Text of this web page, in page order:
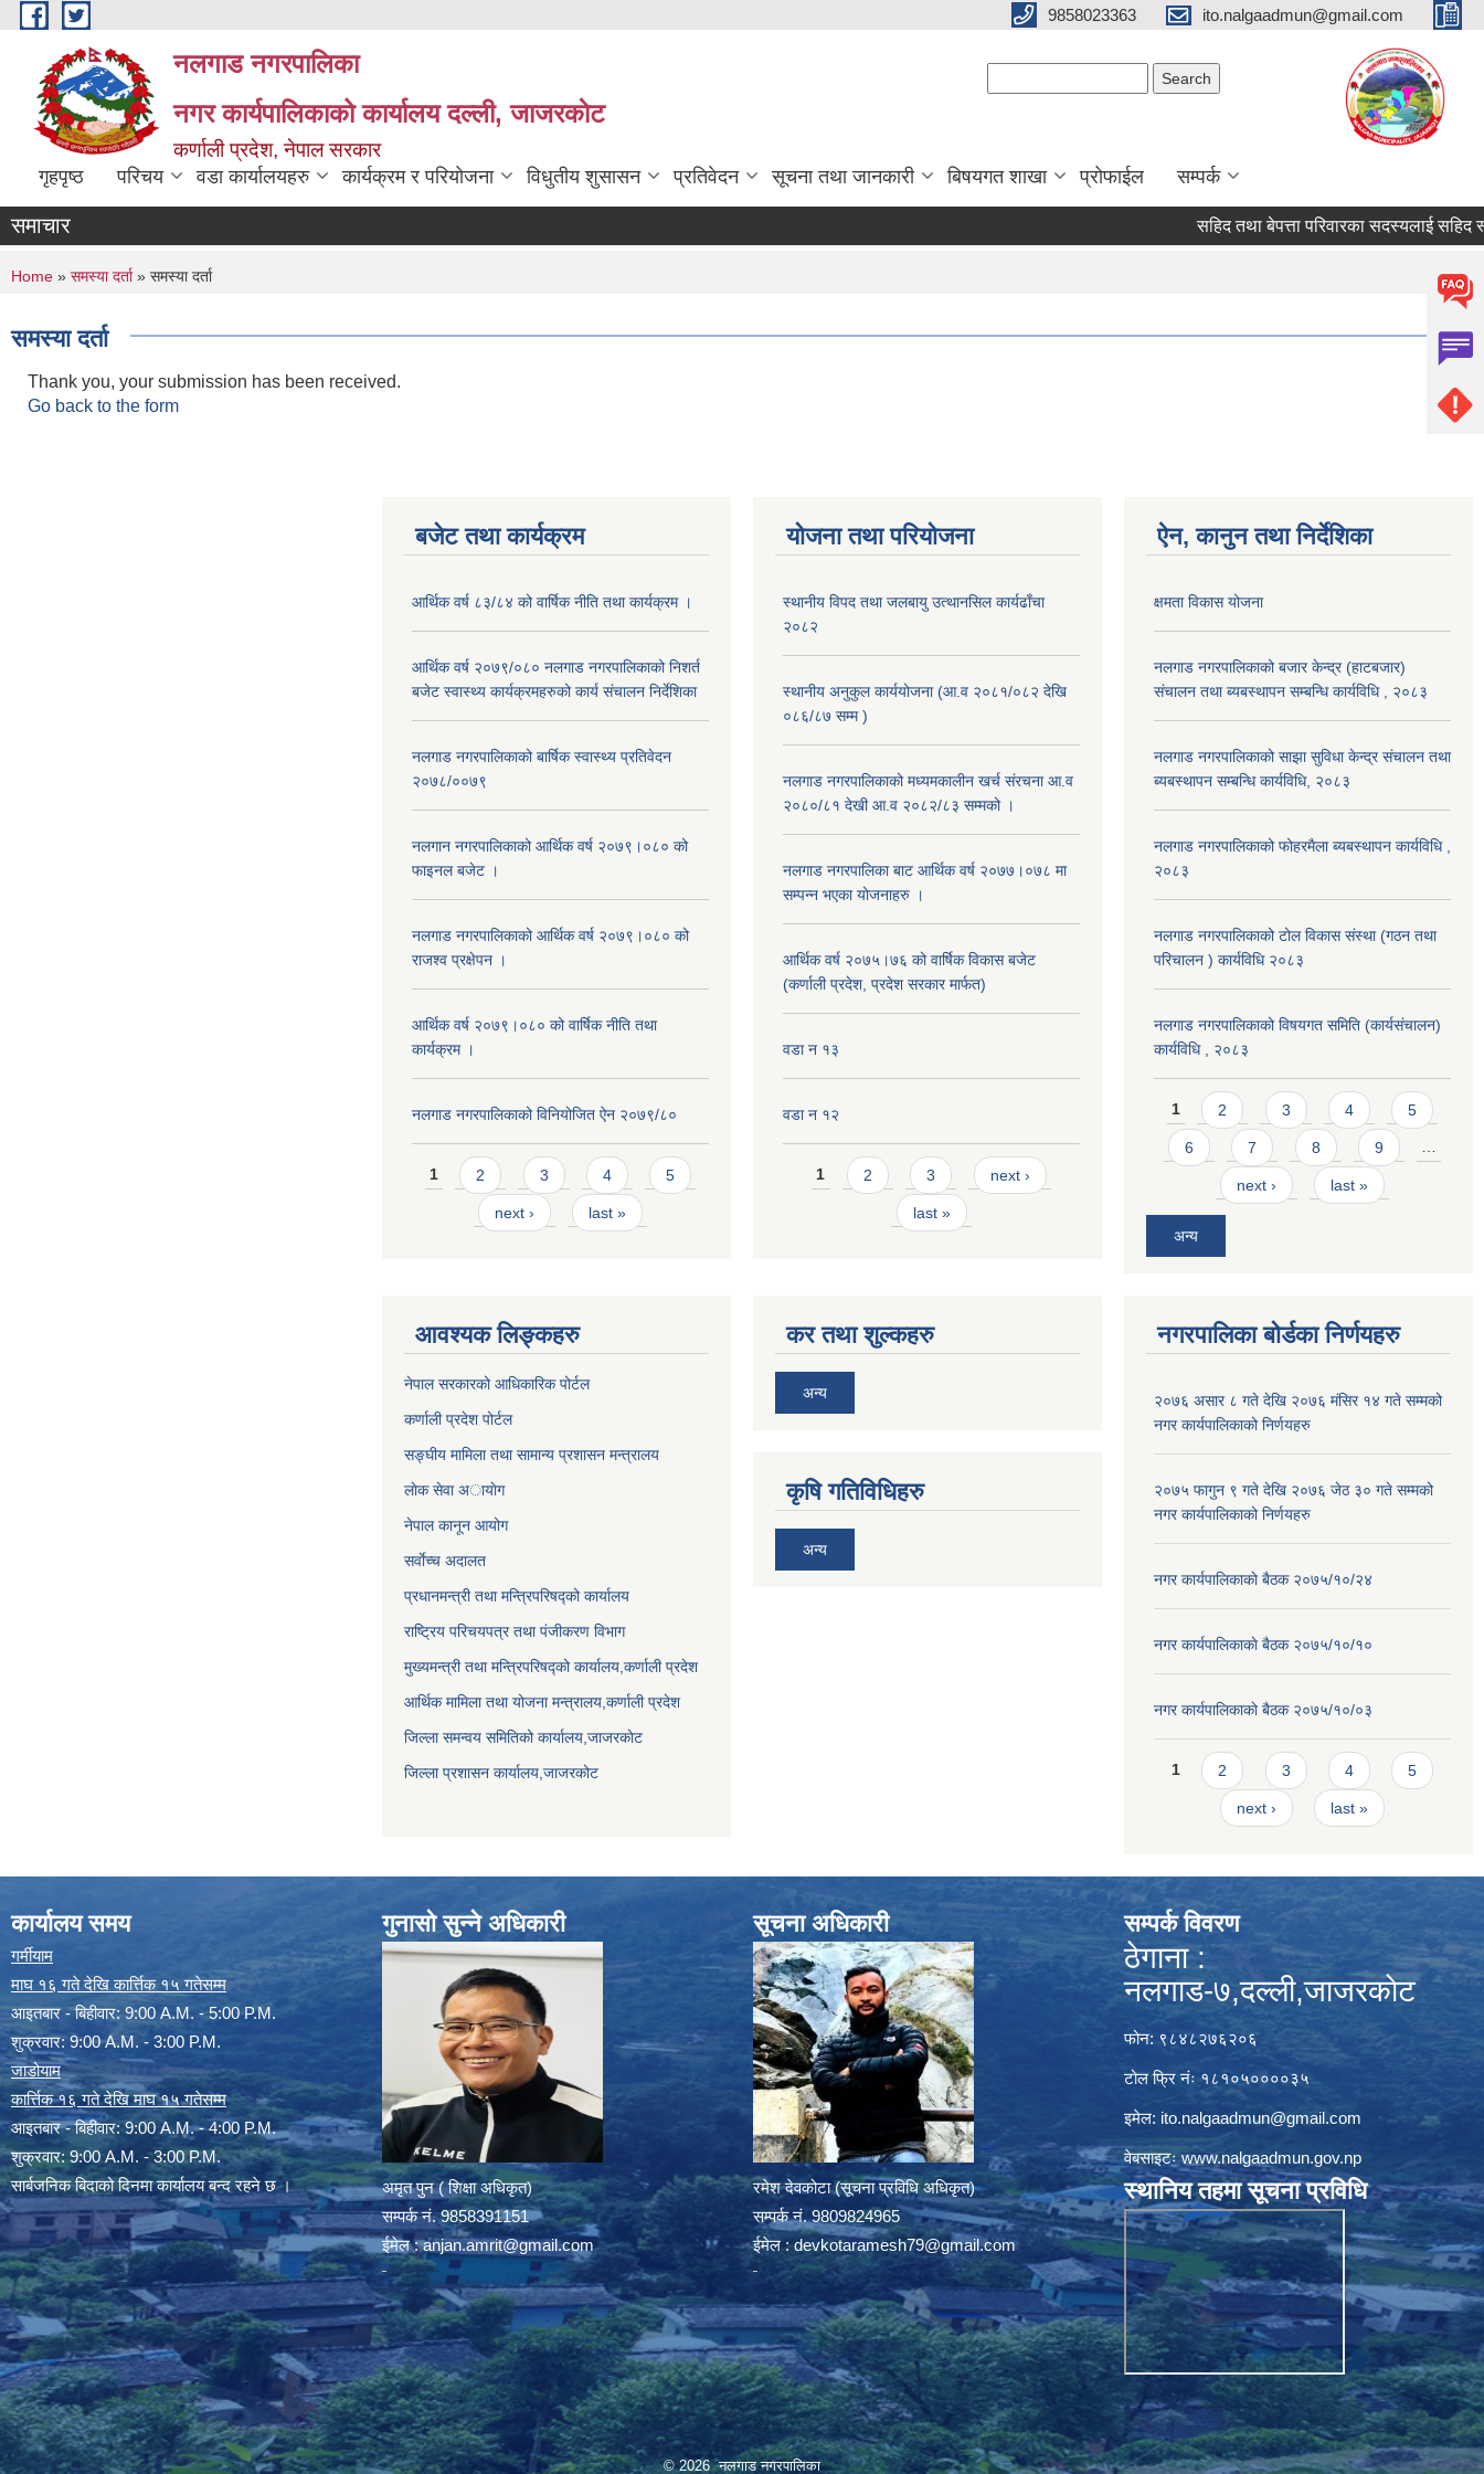
Skip to main content 9858023363 ito.nalgaadmun@gmail.com
नलगाड नगरपालिका
नगर कार्यपालिकाको कार्यालय दल्ली, जाजरकाेट
कर्णाली प्रदेश, नेपाल सरकार
गृहपृष्ठ परिचय वडा कार्यालयहरु कार्यक्रम र परियोजना विधुतीय शुसासन प्रतिवेदन सूचना तथा जानकारी बिषयगत शाखा प्रोफाईल सम्पर्क
समाचार सहिद तथा बेपत्ता परिवारका सदस्यलाई सहिद स्मृति
You are here
Home » समस्या दर्ता» समस्या दर्ता
समस्या दर्ता
Thank you, your submission has been received.
Go back to the form
बजेट तथा कार्यक्रम
आर्थिक वर्ष ८३/८४ को वार्षिक नीति तथा कार्यक्रम ।
आर्थिक वर्ष २०७९/०८० नलगाड नगरपालिकाको निशर्त
बजेट स्वास्थ्य कार्यक्रमहरुको कार्य संचालन निर्देशिका
नलगाड नगरपालिकाको बार्षिक स्वास्थ्य प्रतिवेदन
२०७८/००७९
नलगान नगरपालिकाको आर्थिक वर्ष २०७९।०८० को
फाइनल बजेट ।
नलगाड नगरपालिकाको आर्थिक वर्ष २०७९।०८० को
राजश्व प्रक्षेपन ।
आर्थिक वर्ष २०७९।०८० को वार्षिक नीति तथा
कार्यक्रम ।
नलगाड नगरपालिकाको विनियोजित ऐन २०७९/८०
Pages
1 2 3 4 5
next › last »
योजना तथा परियोजना
स्थानीय विपद तथा जलबायु उत्थानसिल कार्यढाँचा
२०८२
स्थानीय अनुकुल कार्ययोजना (आ.व २०८१/०८२ देखि
०८६/८७ सम्म )
नलगाड नगरपालिकाको मध्यमकालीन खर्च संरचना आ.व
२०८०/८१ देखी आ.व २०८२/८३ सम्मको ।
नलगाड नगरपालिका बाट आर्थिक वर्ष २०७७।०७८ मा
सम्पन्न भएका योजनाहरु ।
आर्थिक वर्ष २०७५।७६ को वार्षिक विकास बजेट
(कर्णाली प्रदेश, प्रदेश सरकार मार्फत)
वडा न १३
वडा न १२
Pages
1 2 3 next ›
last »
ऐन, कानुन तथा निर्देशिका
क्षमता विकास योजना
नलगाड नगरपालिकाको बजार केन्द्र (हाटबजार)
संचालन तथा ब्यबस्थापन सम्बन्धि कार्यविधि , २०८३
नलगाड नगरपालिकाको साझा सुविधा केन्द्र संचालन तथा
ब्यबस्थापन सम्बन्धि कार्यविधि, २०८३
नलगाड नगरपालिकाको फोहरमैला ब्यबस्थापन कार्यविधि ,
२०८३
नलगाड नगरपालिकाको टोल विकास संस्था (गठन तथा
परिचालन ) कार्यविधि २०८३
नलगाड नगरपालिकाको विषयगत समिति (कार्यसंचालन)
कार्यविधि , २०८३
Pages
1 2 3 4 5
6 7 8 9 …
next › last »
अन्य
आवश्यक लिङ्कहरु
नेपाल सरकारको आधिकारिक पोर्टल
कर्णाली प्रदेश पोर्टल
सङ्घीय मामिला तथा सामान्य प्रशासन मन्त्रालय
लाेक सेवा अायाेग
नेपाल कानून आयोग
सर्वाेच्च अदालत
प्रधानमन्त्री तथा मन्त्रिपरिषद्को कार्यालय
राष्ट्रिय परिचयपत्र तथा पंजीकरण विभाग
मुख्यमन्त्री तथा मन्त्रिपरिषद्को कार्यालय,कर्णाली प्रदेश
आर्थिक मामिला तथा योजना मन्त्रालय,कर्णाली प्रदेश
जिल्ला समन्वय समितिको कार्यालय,जाजरकाेट
जिल्ला प्रशासन कार्यालय,जाजरकोट
कर तथा शुल्कहरु
अन्य
कृषि गतिविधिहरु
अन्य
नगरपालिका बोर्डका निर्णयहरु
२०७६ असार ८ गते देखि २०७६ मंसिर १४ गते सम्मको
नगर कार्यपालिकाको निर्णयहरु
२०७५ फागुन ९ गते देखि २०७६ जेठ ३० गते सम्मको
नगर कार्यपालिकाको निर्णयहरु
नगर कार्यपालिकाकाे बैठक २०७५/१०/२४
नगर कार्यपालिकाकाे बैठक २०७५/१०/१०
नगर कार्यपालिकाकाे बैठक २०७५/१०/०३
Pages
1 2 3 4 5
next › last »
कार्यालय समय
गर्मीयाम
माघ १६ गते देखि कार्त्तिक १५ गतेसम्म
आइतबार - बिहीवार: 9:00 A.M. - 5:00 P.M.
शुक्रवार: 9:00 A.M. - 3:00 P.M.
जाडोयाम
कार्त्तिक १६ गते देखि माघ १५ गतेसम्म
आइतबार - बिहीवार: 9:00 A.M. - 4:00 P.M.
शुक्रवार: 9:00 A.M. - 3:00 P.M.
सार्बजनिक बिदाको दिनमा कार्यालय बन्द रहने छ ।
गुनासो सुन्ने अधिकारी
अमृत पुन ( शिक्षा अधिकृत)
सम्पर्क न‌ं. 9858391151
ईमेल :anjan.amrit@gmail.com
सूचना अधिकारी
रमेश देवकोटा (सूचना प्रविधि अधिकृत)
सम्पर्क न‌ं. 9809824965
ईमेल :devkotaramesh79@gmail.com
सम्पर्क विवरण
ठेगाना :
नलगाड-७,दल्ली,जाजरकाेट
फोन: ९८४८२७६२०६
टोल फ्रि नंः १८१०५००००३५
इमेल: ito.nalgaadmun@gmail.com
वेबसाइटःwww.nalgaadmun.gov.np
स्थानिय तहमा सूचना प्रविधि
© 2026 नलगाड नगरपालिका